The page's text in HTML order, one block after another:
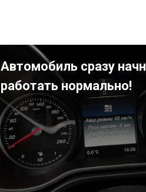
Автомобиль сразу
работать нормально!